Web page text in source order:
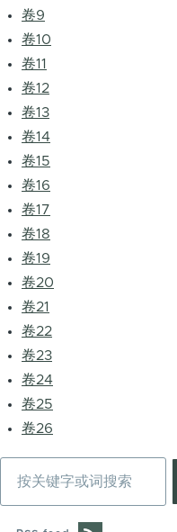
卷9
卷10
卷11
卷12
卷13
卷14
卷15
卷16
卷17
卷18
卷19
卷20
卷21
卷22
卷23
卷24
卷25
卷26